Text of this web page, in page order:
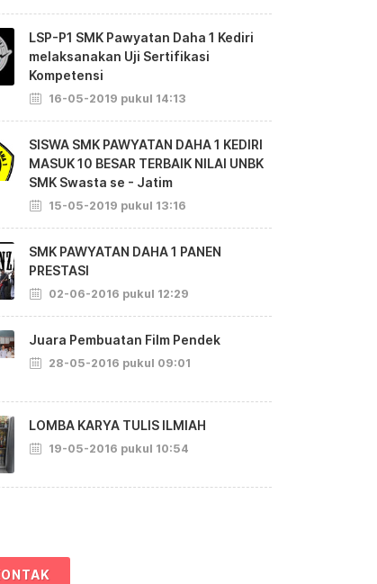
LSP-P1 SMK Pawyatan Daha 1 Kediri
melaksanakan Uji Sertifikasi
Kompetensi
16-05-2019 pukul 14:13
SISWA SMK PAWYATAN DAHA 1 KEDIRI
MASUK 10 BESAR TERBAIK NILAI UNBK
SMK Swasta se - Jatim
15-05-2019 pukul 13:16
SMK PAWYATAN DAHA 1 PANEN
PRESTASI
02-06-2016 pukul 12:29
Juara Pembuatan Film Pendek
28-05-2016 pukul 09:01
LOMBA KARYA TULIS ILMIAH
19-05-2016 pukul 10:54